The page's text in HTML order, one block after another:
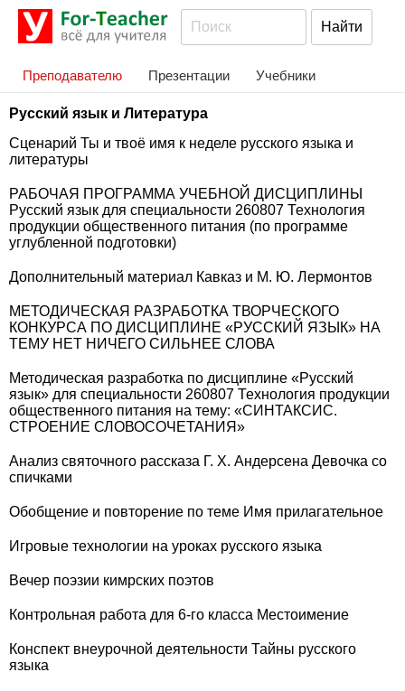
Преподавателю Презентации Учебники
Русский язык и Литература
Сценарий Ты и твоё имя к неделе русского языка и
литературы
РАБОЧАЯ ПРОГРАММА УЧЕБНОЙ ДИСЦИПЛИНЫ
Русский язык для специальности 260807 Технология
продукции общественного питания (по программе
углубленной подготовки)
Дополнительный материал Кавказ и М. Ю. Лермонтов
МЕТОДИЧЕСКАЯ РАЗРАБОТКА ТВОРЧЕСКОГО
КОНКУРСА ПО ДИСЦИПЛИНЕ «РУССКИЙ ЯЗЫК» НА
ТЕМУ НЕТ НИЧЕГО СИЛЬНЕЕ СЛОВА
Методическая разработка по дисциплине «Русский
язык» для специальности 260807 Технология продукции
общественного питания на тему: «СИНТАКСИС.
СТРОЕНИЕ СЛОВОСОЧЕТАНИЯ»
Анализ святочного рассказа Г. Х. Андерсена Девочка со
спичками
Обобщение и повторение по теме Имя прилагательное
Игровые технологии на уроках русского языка
Вечер поэзии кимрских поэтов
Контрольная работа для 6-го класса Местоимение
Конспект внеурочной деятельности Тайны русского
языка